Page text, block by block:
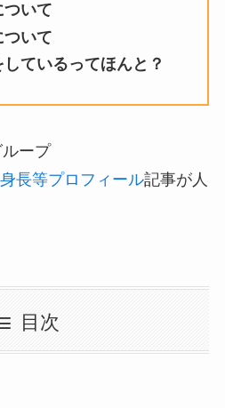
いて
いて
ているってほんと？
ープ
長等プロフィール記事が人
目次